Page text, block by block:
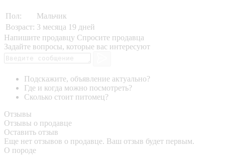
Пол:
Мальчик
Возраст: 3 месяца 19 дней
Напишите продавцу Спросите продавца
Задайте вопросы, которые вас интересуют
Подскажите, объявление актуально?
Где и когда можно посмотреть?
Сколько стоит питомец?
Отзывы
Отзывы о продавце
Оставить отзыв
Еще нет отзывов о продавце. Ваш отзыв будет первым.
О породе